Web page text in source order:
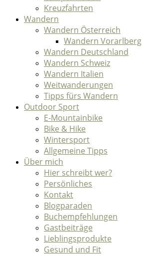
Kreuzfahrten
Wandern
Wandern Österreich
Wandern Vorarlberg
Wandern Deutschland
Wandern Schweiz
Wandern Italien
Weitwanderungen
Tipps fürs Wandern
Outdoor Sport
E-Mountainbike
Bike & Hike
Wintersport
Allgemeine Tipps
Über mich
Hier schreibt wer?
Persönliches
Kontakt
Blogparaden
Buchempfehlungen
Gastbeiträge
Lieblingsprodukte
Gesund und Fit